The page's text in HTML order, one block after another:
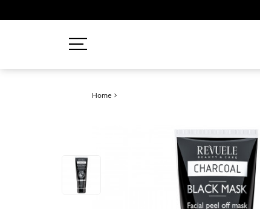
Home >
Solaire
Brumes